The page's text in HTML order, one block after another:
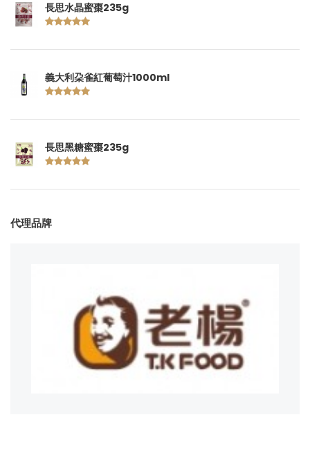
長思水晶蜜棗235g
義大利朶雀紅葡萄汁1000ml
長思黑糖蜜棗235g
代理品牌